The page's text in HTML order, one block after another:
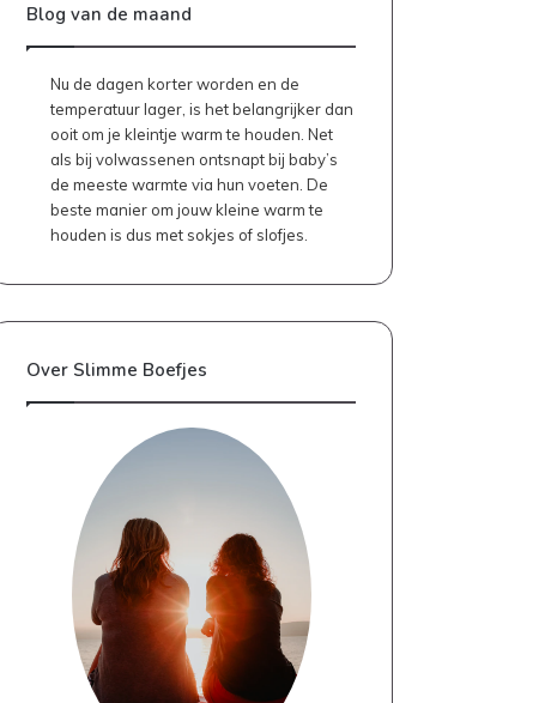
Blog van de maand
Nu de dagen korter worden en de
temperatuur lager, is het belangrijker dan
ooit om je kleintje warm te houden. Net
als bij volwassenen ontsnapt bij baby’s
de meeste warmte via hun voeten. De
beste manier om jouw kleine warm te
houden is dus met sokjes of slofjes.
Over Slimme Boefjes